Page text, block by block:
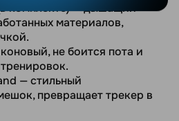
комплекте) — дышащий
материалов,
не боится пота и
— стильный
превращает трекер в